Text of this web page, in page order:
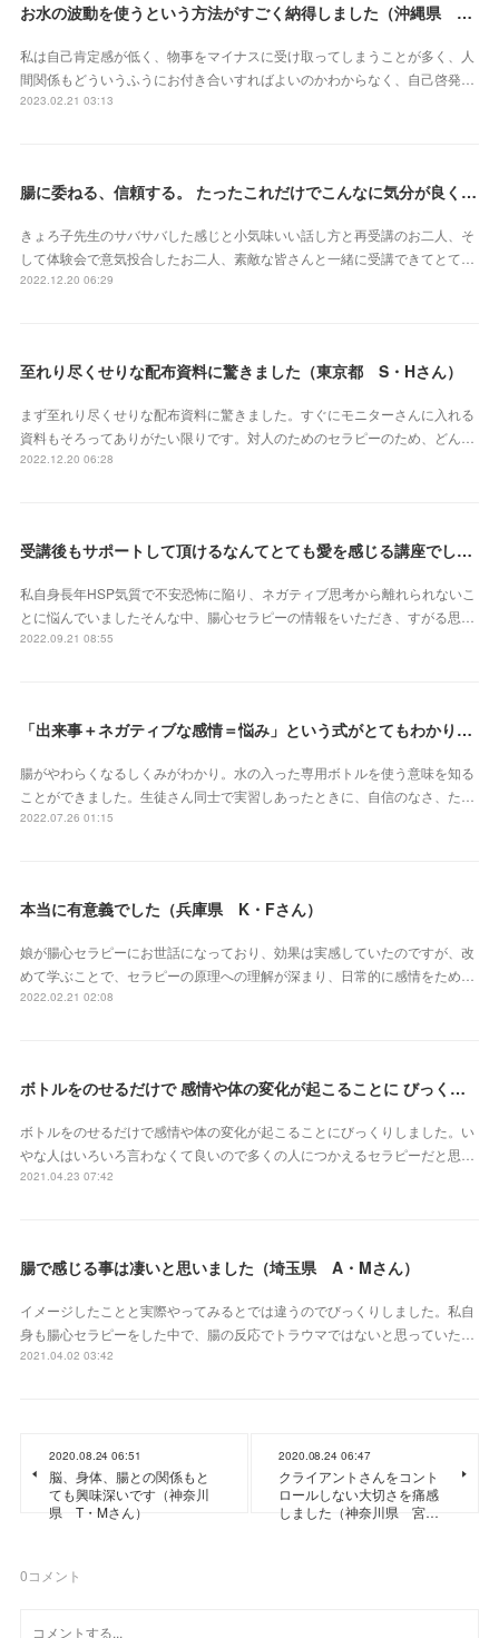
お水の波動を使うという方法がすごく納得しました（沖縄県 S・Mさん）
私は自己肯定感が低く、物事をマイナスに受け取ってしまうことが多く、人
間関係もどういうふうにお付き合いすればよいのかわからなく、自己啓発…
2023.02.21 03:13
腸に委ねる、信頼する。 たったこれだけでこんなに気分が良くなれるなんて本当にスゴイ‼︎（東京都 會澤亜紀さん）
きょろ子先生のサバサバした感じと小気味いい話し方と再受講のお二人、そ
して体験会で意気投合したお二人、素敵な皆さんと一緒に受講できてとて…
2022.12.20 06:29
至れり尽くせりな配布資料に驚きました（東京都 S・Hさん）
まず至れり尽くせりな配布資料に驚きました。すぐにモニターさんに入れる
資料もそろってありがたい限りです。対人のためのセラピーのため、どん…
2022.12.20 06:28
受講後もサポートして頂けるなんてとても愛を感じる講座でした（北海道 原田いずみさん）
私自身長年HSP気質で不安恐怖に陥り、ネガティブ思考から離れられないこ
とに悩んでいましたそんな中、腸心セラピーの情報をいただき、すがる思…
2022.09.21 08:55
「出来事＋ネガティブな感情＝悩み」という式がとてもわかりやすかったです（埼玉県 S・Eさん）
腸がやわらくなるしくみがわかり。水の入った専用ボトルを使う意味を知る
ことができました。生徒さん同士で実習しあったときに、自信のなさ、た…
2022.07.26 01:15
本当に有意義でした（兵庫県 K・Fさん）
娘が腸心セラピーにお世話になっており、効果は実感していたのですが、改
めて学ぶことで、セラピーの原理への理解が深まり、日常的に感情をため…
2022.02.21 02:08
ボトルをのせるだけで 感情や体の変化が起こることに びっくりしました（三重県 S・Yさん）
ボトルをのせるだけで感情や体の変化が起こることにびっくりしました。い
やな人はいろいろ言わなくて良いので多くの人につかえるセラピーだと思…
2021.04.23 07:42
腸で感じる事は凄いと思いました（埼玉県 A・Mさん）
イメージしたことと実際やってみるとでは違うのでびっくりしました。私自
身も腸心セラピーをした中で、腸の反応でトラウマではないと思っていた…
2021.04.02 03:42
2020.08.24 06:51
脳、身体、腸との関係もと
ても興味深いです（神奈川
県 T・Mさん）
2020.08.24 06:47
クライアントさんをコント
ロールしない大切さを痛感
しました（神奈川県 宮…
0コメント